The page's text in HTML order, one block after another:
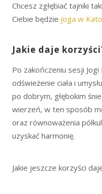
Chcesz zgłębiać tajniki
Ciebie będzie joga w
Jakie daje
Po zakończeniu sesji
odświeżenie ciała i
po dobrym, głębokim
wierzeń, w ten sposób
oraz równoważenia
uzyskać harmonię.
Jakie jeszcze korzyści